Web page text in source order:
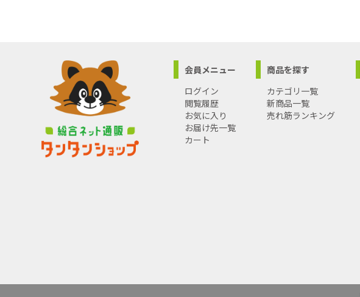
会員メニュー
ログイン
閲覧履歴
お気に入り
お届け先一覧
カート
商品を探す
カテゴリ一覧
新商品一覧
売れ筋ランキング